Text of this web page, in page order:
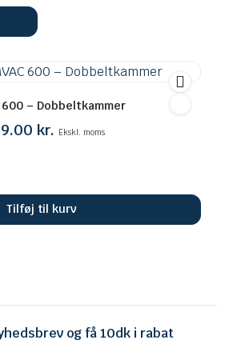
600 – Dobbeltkammer
kr..
kr. Den
46,679.00 kr..
Ekskl. moms
Tilføj til kurv
og få 10dk i rabat